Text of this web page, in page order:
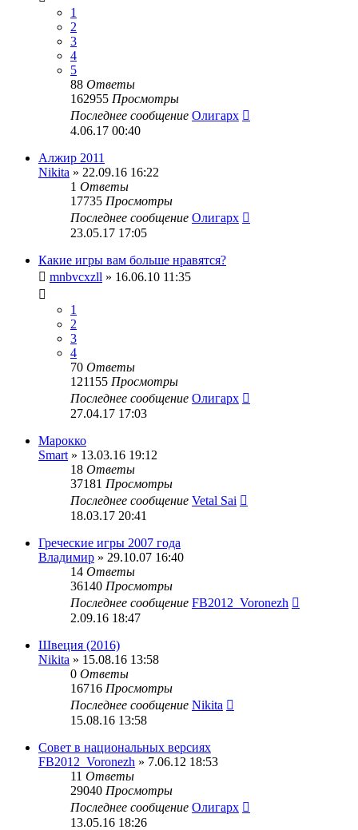
1
2
3
4
5
88 Ответы
162955 Просмотры
Последнее сообщение Олигарх
4.06.17 00:40
Алжир 2011
Nikita » 22.09.16 16:22
1 Ответы
17735 Просмотры
Последнее сообщение Олигарх
23.05.17 17:05
Какие игры вам больше нравятся?
mnbvcxzll » 16.06.10 11:35
1
2
3
4
70 Ответы
121155 Просмотры
Последнее сообщение Олигарх
27.04.17 17:03
Марокко
Smart » 13.03.16 19:12
18 Ответы
37181 Просмотры
Последнее сообщение Vetal Sai
18.03.17 20:41
Греческие игры 2007 года
Владимир » 29.10.07 16:40
14 Ответы
36140 Просмотры
Последнее сообщение FB2012_Voronezh
2.09.16 18:47
Швеция (2016)
Nikita » 15.08.16 13:58
0 Ответы
16716 Просмотры
Последнее сообщение Nikita
15.08.16 13:58
Совет в национальных версиях
FB2012_Voronezh » 7.06.12 18:53
11 Ответы
29040 Просмотры
Последнее сообщение Олигарх
13.05.16 18:26